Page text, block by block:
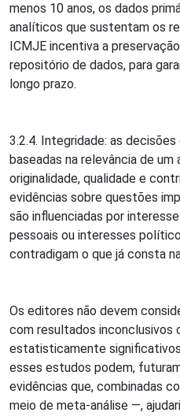
menos 10 anos, os dados
analíticos que sustentam os
ICMJE incentiva a
repositório de dados, para
longo prazo.
3.2.4. Integridade: as
baseadas na relevância de
originalidade, qualidade e
evidências sobre questões
são influenciadas por
pessoais ou interesses
contradigam o que já consta
Os editores não devem
com resultados inconclusivos
estatisticamente
esses estudos podem,
evidências que, combinadas
meio de meta-análise —,